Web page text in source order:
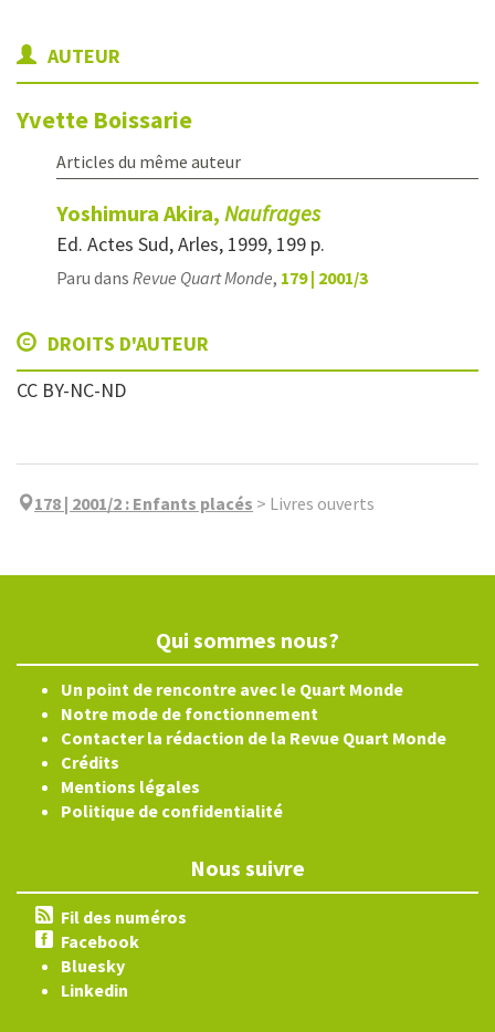
AUTEUR
Yvette Boissarie
Articles du même auteur
Yoshimura Akira, Naufrages
Ed. Actes Sud, Arles, 1999, 199 p.
Paru dans Revue Quart Monde, 179 | 2001/3
DROITS D'AUTEUR
CC BY-NC-ND
178 | 2001/2 : Enfants placés > Livres ouverts
Qui sommes nous?
Un point de rencontre avec le Quart Monde
Notre mode de fonctionnement
Contacter la rédaction de la Revue Quart Monde
Crédits
Mentions légales
Politique de confidentialité
Nous suivre
Fil des numéros
Facebook
Bluesky
Linkedin